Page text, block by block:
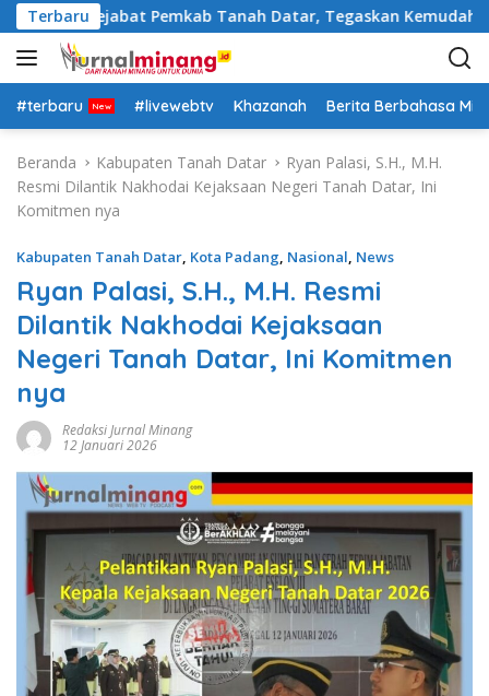
a
g
u
TerbaruPejabat Pemkab Tanah Datar, Tegaskan Kemudahan
#terbaru #livewebtv Khazanah Berita Berbahasa
Beranda Kabupaten Tanah Datar
Ryan Palasi, S.H., M.H.
Resmi Dilantik Nakhodai Kejaksaan Negeri Tanah Datar, Ini
Komitmen nya
Kabupaten Tanah Datar, Kota Padang, Nasional, News
Ryan Palasi, S.H., M.H. Resmi
Dilantik Nakhodai Kejaksaan
Negeri Tanah Datar, Ini Komitmen
nya
Redaksi Jurnal Minang
12 Januari 2026